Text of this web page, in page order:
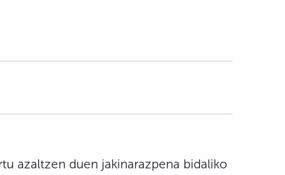
azaltzen duen jakinarazpena bidaliko